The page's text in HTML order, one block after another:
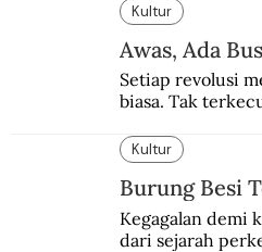
Kultur
Awas, Ada
Setiap revolusi
biasa. Tak
Kultur
Burung Besi
Kegagalan demi
dari sejarah